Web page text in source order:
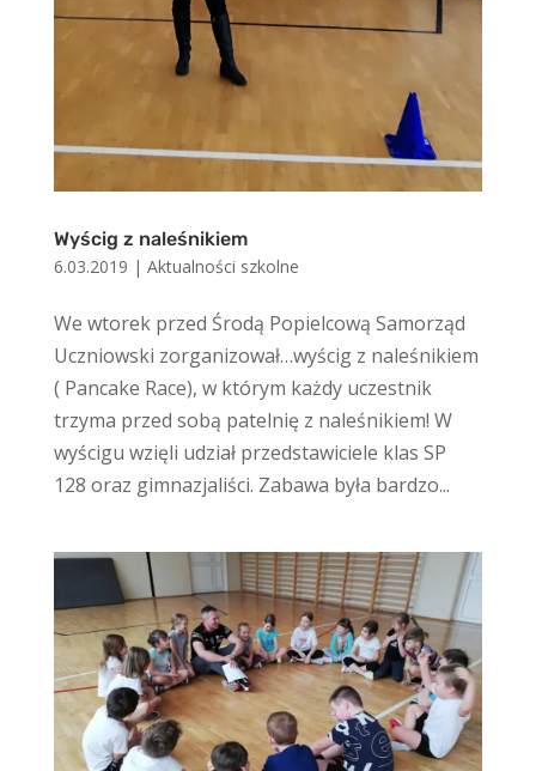
Wyścig z naleśnikiem
6.03.2019 | Aktualności szkolne
We wtorek przed Środą Popielcową Samorząd
Uczniowski zorganizował…wyścig z naleśnikiem
( Pancake Race), w którym każdy uczestnik
trzyma przed sobą patelnię z naleśnikiem! W
wyścigu wzięli udział przedstawiciele klas SP
128 oraz gimnazjaliści. Zabawa była bardzo...